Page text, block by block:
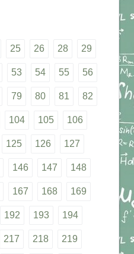
25 26 28 29
53 54 55 56
79 80 81 82
104 105 106
125 126 127
146 147 148
167 168 169
192 193 194
217 218 219